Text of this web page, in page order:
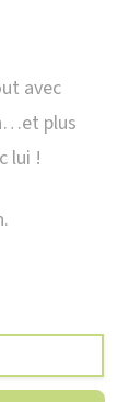
avec
plus
lui !